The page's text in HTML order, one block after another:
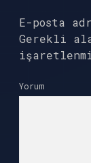
E-posta
Gerekli
Yorum